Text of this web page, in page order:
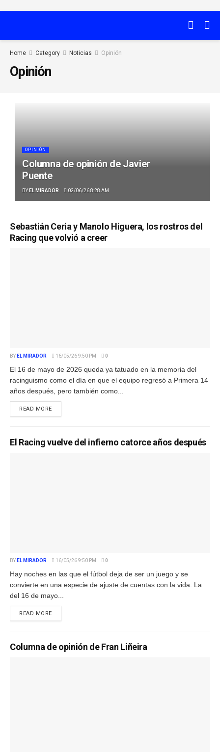
Home Category Noticias Opinión
Opinión
OPINIÓN
Columna de opinión de Javier
Puente
BY EL MIRADOR 02/06/26 8:28 AM
Sebastián Ceria y Manolo Higuera, los rostros del
Racing que volvió a creer
BY EL MIRADOR 16/05/26 9:50 PM 0
El 16 de mayo de 2026 queda ya tatuado en la memoria del
racinguismo como el día en que el equipo regresó a Primera 14
años después, pero también como...
READ MORE
El Racing vuelve del infierno catorce años después
BY EL MIRADOR 16/05/26 9:50 PM 0
Hay noches en las que el fútbol deja de ser un juego y se
convierte en una especie de ajuste de cuentas con la vida. La
del 16 de mayo...
READ MORE
Columna de opinión de Fran Liñeira